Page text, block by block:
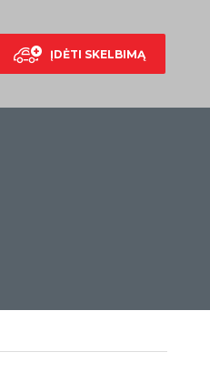
ĮDĖTI SKELBIMĄ